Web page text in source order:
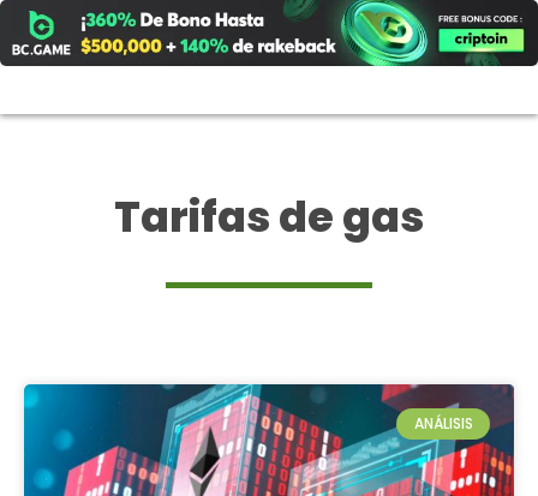
al
contenido
Tarifas de gas
ANÁLISIS